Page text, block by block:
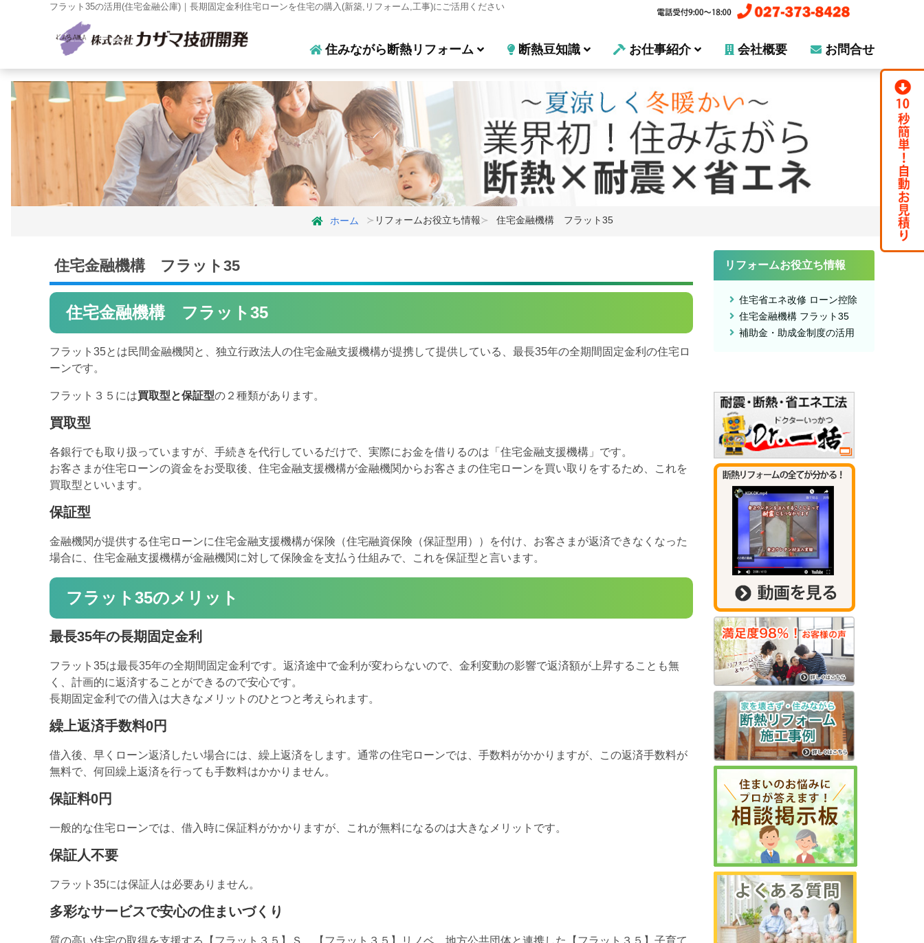
フラット35の活用(住宅金融公庫)｜長期固定金利住宅ローンを住宅の購入(新築,リフォーム,工事)にご活用ください
住みながら断熱リフォーム 断熱豆知識 お仕事紹介 会社概要 お問合せ
ホーム リフォームお役立ち情報 住宅金融機構 フラット35
住宅金融機構 フラット35
住宅金融機構 フラット35
フラット35とは民間金融機関と、独立行政法人の住宅金融支援機構が提携して提供している、最長35年の全期間固定金利の住宅ロ
ーンです。
フラット３５には買取型と保証型の２種類があります。
買取型
各銀行でも取り扱っていますが、手続きを代行しているだけで、実際にお金を借りるのは「住宅金融支援機構」です。
お客さまが住宅ローンの資金をお受取後、住宅金融支援機構が金融機関からお客さまの住宅ローンを買い取りをするため、これを
買取型といいます。
保証型
金融機関が提供する住宅ローンに住宅金融支援機構が保険（住宅融資保険（保証型用））を付け、お客さまが返済できなくなった
場合に、住宅金融支援機構が金融機関に対して保険金を支払う仕組みで、これを保証型と言います。
フラット35のメリット
最長35年の長期固定金利
フラット35は最長35年の全期間固定金利です。返済途中で金利が変わらないので、金利変動の影響で返済額が上昇することも無
く、計画的に返済することができるので安心です。
長期固定金利での借入は大きなメリットのひとつと考えられます。
繰上返済手数料0円
借入後、早くローン返済したい場合には、繰上返済をします。通常の住宅ローンでは、手数料がかかりますが、この返済手数料が
無料で、何回繰上返済を行っても手数料はかかりません。
保証料0円
一般的な住宅ローンでは、借入時に保証料がかかりますが、これが無料になるのは大きなメリットです。
保証人不要
フラット35には保証人は必要ありません。
多彩なサービスで安心の住まいづくり
質の高い住宅の取得を支援する【フラット３５】Ｓ、【フラット３５】リノベ、地方公共団体と連携した【フラット３５】子育て
リフォームお役立ち情報
住宅省エネ改修 ローン控除
住宅金融機構 フラット35
補助金・助成金制度の活用